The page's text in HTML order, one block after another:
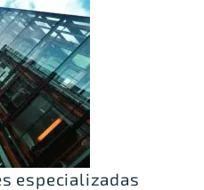
especializadas